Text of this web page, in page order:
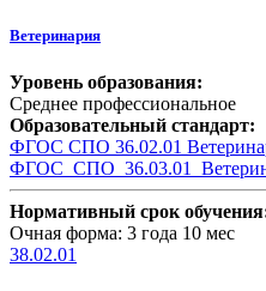
Ветеринария
Уровень образования:
Среднее профессиональное
Образовательный стандарт:
ФГОС СПО 36.02.01
Нормативный срок
Очная форма: 3 года 10 мес
38.02.01